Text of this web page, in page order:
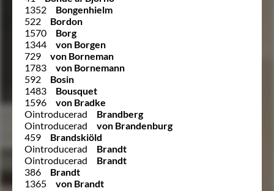
1352
Bongenhielm
522
Bordon
1570
Borg
1344
von Borgen
729
von Borneman
1783
von Bornemann
592
Bosin
1483
Bousquet
1596
von Bradke
Ointroducerad
Brandberg
Ointroducerad
von Brandenburg
459
Brandskiöld
Ointroducerad
Brandt
Ointroducerad
Brandt
386
Brandt
1365
von Brandt